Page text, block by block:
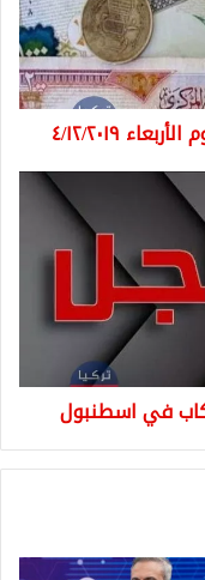
٤/١٢/٢٠١٩
في اسطنبول